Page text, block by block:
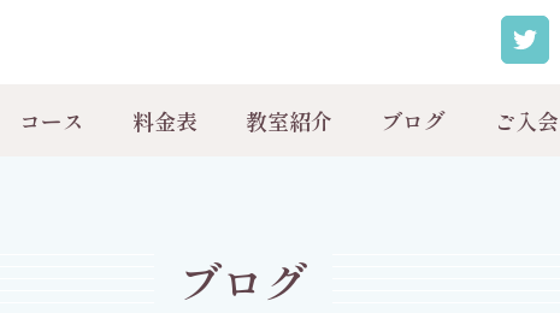
コース 料金表 教室紹介 ブログ ご入
ブログ